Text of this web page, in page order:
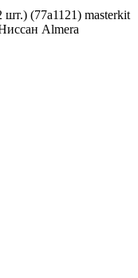
(77a1121) masterkit
Almera